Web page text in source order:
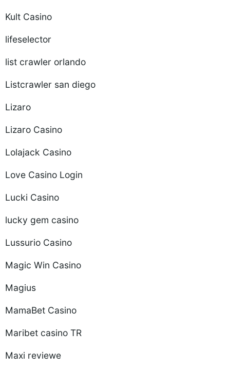
Kult Casino
lifeselector
list crawler orlando
Listcrawler san diego
Lizaro
Lizaro Casino
Lolajack Casino
Love Casino Login
Lucki Casino
lucky gem casino
Lussurio Casino
Magic Win Casino
Magius
MamaBet Casino
Maribet casino TR
Maxi reviewe